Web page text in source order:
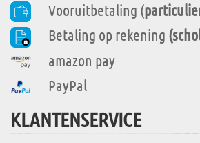
Vooruitbetaling (
Betaling op rekening
amazon pay
PayPal
KLANTENSERVICE